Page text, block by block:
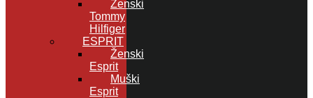
Ženski
Tommy
Hilfiger
ESPRIT
Ženski
Esprit
Muški
Esprit